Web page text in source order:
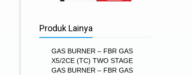
Produk Lainya
GAS BURNER – FBR GAS
X5/2CE (TC) TWO STAGE
GAS BURNER – FBR GAS